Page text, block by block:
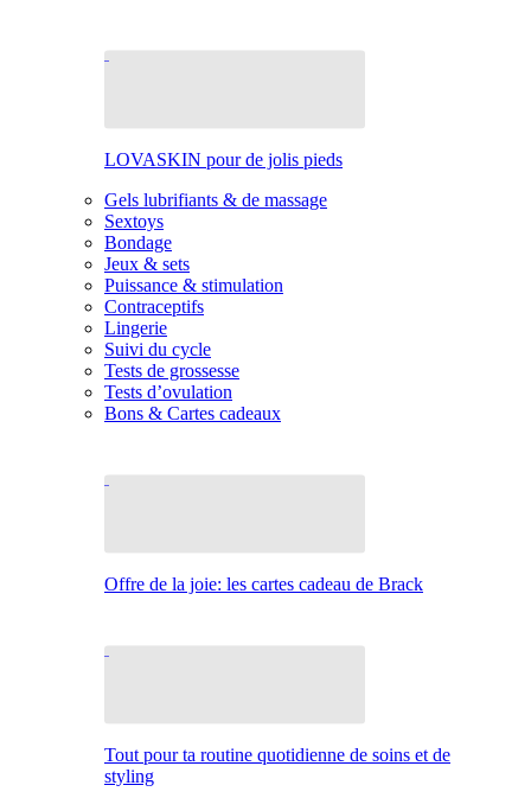
LOVASKIN pour de jolis pieds
Gels lubrifiants & de massage
Sextoys
Bondage
Jeux & sets
Puissance & stimulation
Contraceptifs
Lingerie
Suivi du cycle
Tests de grossesse
Tests d’ovulation
Bons & Cartes cadeaux
Offre de la joie: les cartes cadeau de Brack
Tout pour ta routine quotidienne de soins et de
styling